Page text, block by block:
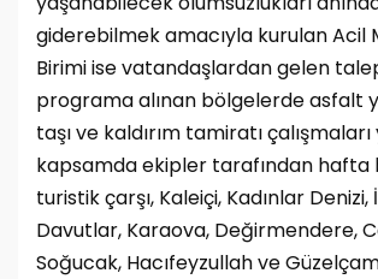
giderebilmek amacıyla kurulan Acil
Birimi ise vatandaşlardan gelen
programa alınan bölgelerde asfalt
taşı ve kaldırım tamiratı
kapsamda ekipler tarafından hafta
turistik çarşı, Kaleiçi, Kadınlar
Davutlar, Karaova, Değirmendere,
Soğucak, Hacıfeyzullah ve